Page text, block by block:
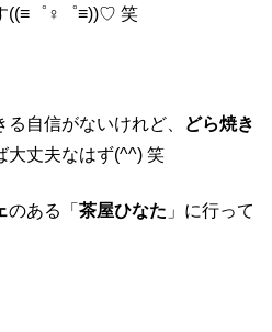
((≡゜♀゜≡))♡ 笑
自信がないけれど、
どら焼き
大丈夫なはず(^^) 笑
のある「 茶屋ひなた 」に行って